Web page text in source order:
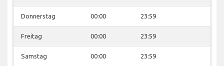
Donnerstag 00:00 23:59
Freitag 00:00 23:59
Samstag 00:00 23:59